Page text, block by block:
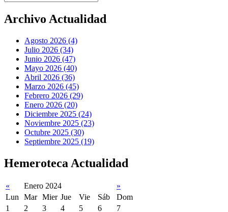
Archivo Actualidad
Agosto 2026 (4)
Julio 2026 (34)
Junio 2026 (47)
Mayo 2026 (40)
Abril 2026 (36)
Marzo 2026 (45)
Febrero 2026 (29)
Enero 2026 (20)
Diciembre 2025 (24)
Noviembre 2025 (23)
Octubre 2025 (30)
Septiembre 2025 (19)
Hemeroteca Actualidad
« Enero 2024
»
Lun Mar Mier Jue Vie Sáb
Dom
1
2 3 4 5 6 7